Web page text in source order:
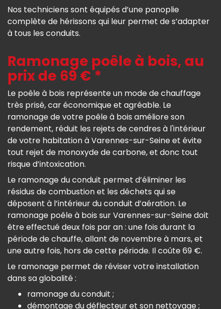
Nos techniciens sont équipés d’une panoplie
complète de hérissons qui leur permet de s’adapter
à tous les conduits.
Ramonage poêle à bois, au
prix de 69 € *
Le poêle à bois représente un mode de chauffage
très prisé, car économique et agréable. Le
ramonage de votre poêle à bois améliore son
rendement, réduit les rejets de cendres à l'intérieur
de votre habitation à Varennes-sur-Seine et évite
tout rejet de monoxyde de carbone, et donc tout
risque d’intoxication.
Le ramonage du conduit permet d’éliminer les
résidus de combustion et les déchets qui se
déposent à l’intérieur du conduit d’aération. Le
ramonage poêle à bois sur Varennes-sur-Seine doit
être effectué deux fois par an : une fois durant la
période de chauffe, allant de novembre à mars, et
une autre fois, hors de cette période. Il coûte 69 €.
Le ramonage permet de réviser votre installation
dans sa globalité :
ramonage du conduit ;
démontage du déflecteur et son nettoyage ;